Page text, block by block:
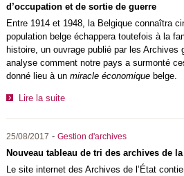
d’occupation et de sortie de guerre
Entre 1914 et 1948, la Belgique connaîtra
population belge échappera toutefois à la
histoire, un ouvrage publié par les Archives
analyse comment notre pays a surmonté
donné lieu à un miracle économiquebelge.
Lire la suite
25/08/2017 - Gestion d'archives
Nouveau tableau de tri des archives de
Le site internet des Archives de l’État